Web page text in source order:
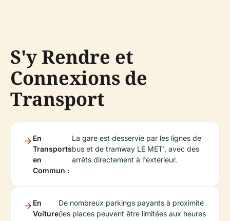
S'y Rendre et
Connexions de
Transport
En
Transports
en
Commun :
La gare est desservie par les lignes de
bus et de tramway LE MET', avec des
arrêts directement à l'extérieur.
En
Voiture
De nombreux parkings payants à proximité
(les places peuvent être limitées aux heures